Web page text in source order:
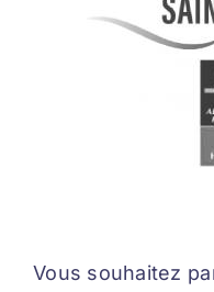
Vous souhaitez